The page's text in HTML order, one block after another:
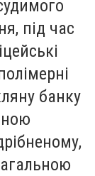
під час
банку